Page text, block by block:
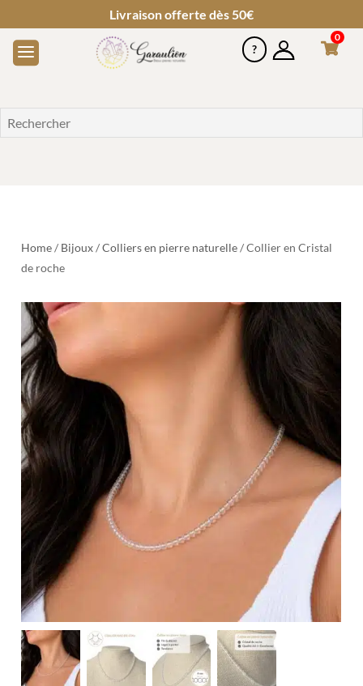
Livraison offerte dès 50€
0
Home/ Bijoux/Colliers en pierre naturelle/ Collier en Cristal
de roche